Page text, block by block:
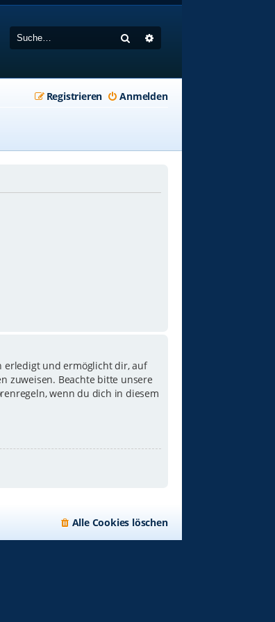
Suche
Anmelden
Registrieren
erledigt und ermöglicht dir, auf
zuweisen. Beachte bitte unsere
wenn du dich in diesem
Alle Cookies löschen